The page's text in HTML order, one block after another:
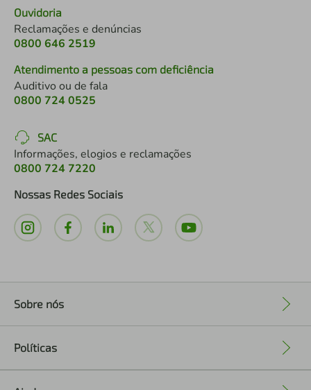
Ouvidoria
Reclamações e denúncias
0800 646 2519
Atendimento a pessoas com deficiência
Auditivo ou de fala
0800 724 0525
SAC
Informações, elogios e reclamações
0800 724 7220
Nossas Redes Sociais
Sobre nós
Políticas